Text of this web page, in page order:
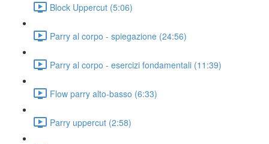
Block Uppercut (5:06)
Parry al corpo - spiegazione (24:56)
Parry al corpo - esercizi fondamentali (11:39)
Flow parry alto-basso (6:33)
Parry uppercut (2:58)